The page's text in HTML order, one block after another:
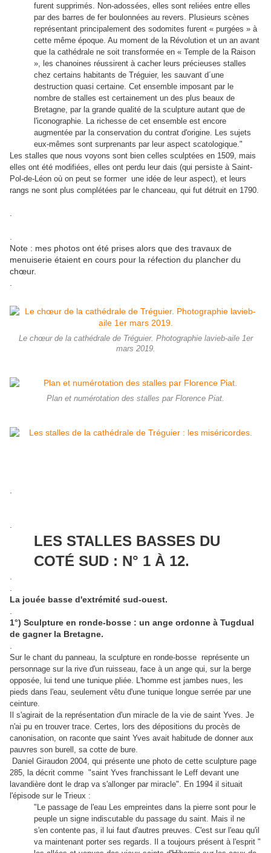
furent supprimés. Non-adossées, elles sont reliées entre elles
par des barres de fer boulonnées au revers. Plusieurs scènes
représentant principalement des sodomites furent « purgées » à
cette même époque. Au moment de la Révolution et un an avant
que la cathédrale ne soit transformée en « Temple de la Raison
», les chanoines réussirent à cacher leurs précieuses stalles
chez certains habitants de Tréguier, les sauvant d´une
destruction quasi certaine. Cet ensemble imposant par le
nombre de stalles est certainement un des plus beaux de
Bretagne, par la grande qualité de la sculpture autant que de
l'iconographie. La richesse de cet ensemble est encore
augmentée par la conservation du contrat d'origine. Les sujets
eux-mêmes sont surprenants par leur aspect scatologique."
Les stalles que nous voyons sont bien celles sculptées en 1509, mais
elles ont été modifiées, elles ont perdu leur dais (qui persiste à Saint-
Pol-de-Léon où on peut se former une idée de leur aspect), et leurs
rangs ne sont plus complétées par le chanceau, qui fut détruit en 1790.
.
Note : mes photos ont été prises alors que des travaux de
menuiserie étaient en cours pour la réfection du plancher du
chœur.
Le chœur de la cathédrale de Tréguier. Photographie lavieb-aile 1er
mars 2019.
Plan et numérotation des stalles par Florence Piat.
.
LES STALLES BASSES DU
COTÉ SUD : N° 1 À 12.
La jouée basse d'extrémité sud-ouest.
1°) Sculpture en ronde-bosse : un ange ordonne à Tugdual
de gagner la Bretagne.
Sur le chant du panneau, la sculpture en ronde-bosse représente un
personnage sur la rive d'un ruisseau, face à un ange qui, sur la berge
opposée, lui tend une tunique pliée. L'homme est jambes nues, les
pieds dans l'eau, seulement vêtu d'une tunique longue serrée par une
ceinture.
Il s'agirait de la représentation d'un miracle de la vie de saint Yves. Je
n'ai pu en trouver trace. Certes, lors des dépositions du procès de
canonisation, on raconte que saint Yves avait habitude de donner aux
pauvres son burell, sa cotte de bure.
Daniel Giraudon 2004, qui présente une photo de cette sculpture page
285, la décrit comme "saint Yves franchissant le Leff devant une
lavandière dont le drap va s'allonger par miracle". En 1994 il situait
l'épisode sur le Trieux :
"Le passage de l'eau Les empreintes dans la pierre sont pour le
peuple un signe indiscutable du passage du saint. Mais il ne
s'en contente pas, il lui faut d'autres preuves. C'est sur l'eau qu'il
va maintenant porter ses regards. Il a toujours présent à l'esprit "